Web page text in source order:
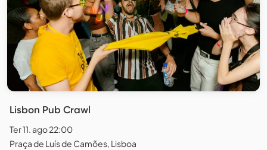
Lisbon Pub Crawl
Ter 11. ago 22:00
Praça de Luís de Camões, Lisboa